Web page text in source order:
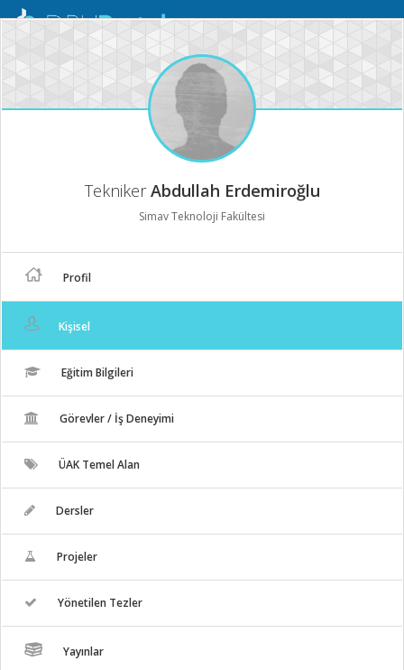
Mobil
TeknikerAbdullah Erdemiroğlu
Simav Teknoloji Fakültesi
Profil
Kişisel
Eğitim Bilgileri
Görevler / İş Deneyimi
ÜAK Temel Alan
Dersler
Projeler
Yönetilen Tezler
Yayınlar